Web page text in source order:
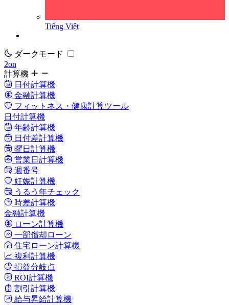
Tiếng Việt
ダークモード
2on
計算機
日付計算機
金融計算機
フィットネス・健康計算ツール
日付計算機
年齢計算機
日付差計算機
曜日計算機
営業日計算機
週番号
妊娠計算機
うるう年チェック
時差計算機
金融計算機
ローン計算機
一部償却ローン
住宅ローン計算機
複利計算機
損益分岐点
ROI計算機
割引計算機
給与昇給計算機